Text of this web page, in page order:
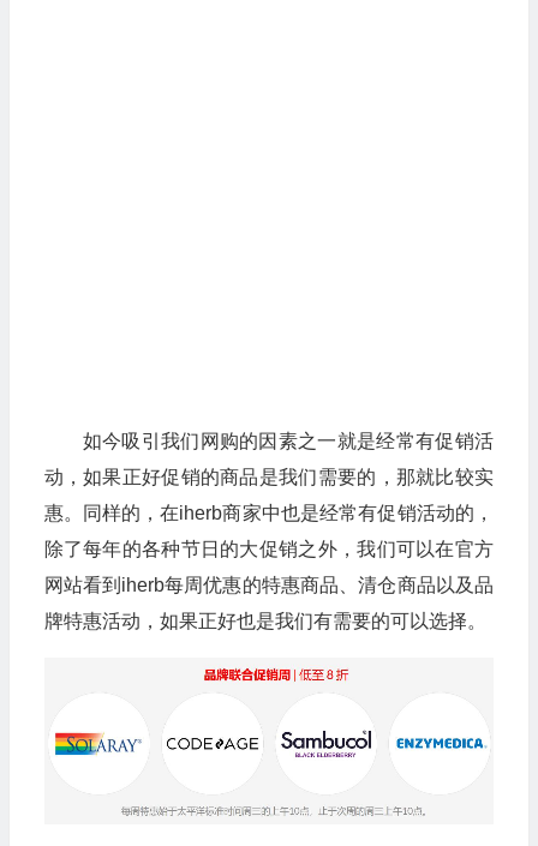
如今吸引我们网购的因素之一就是经常有促销活
动，如果正好促销的商品是我们需要的，那就比较实
惠。同样的，在iherb商家中也是经常有促销活动的，
除了每年的各种节日的大促销之外，我们可以在官方
网站看到iherb每周优惠的特惠商品、清仓商品以及品
牌特惠活动，如果正好也是我们有需要的可以选择。